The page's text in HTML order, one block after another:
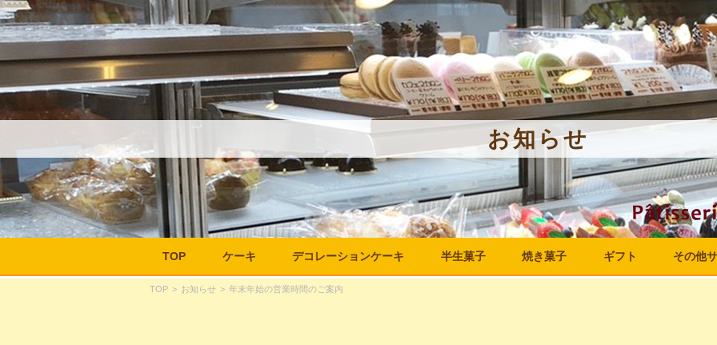
お知らせ
TOP ケーキ デコレーションケーキ 半生菓子 焼き菓子 ギフト その他
TOP > お知らせ > 年末年始の営業時間のご案内